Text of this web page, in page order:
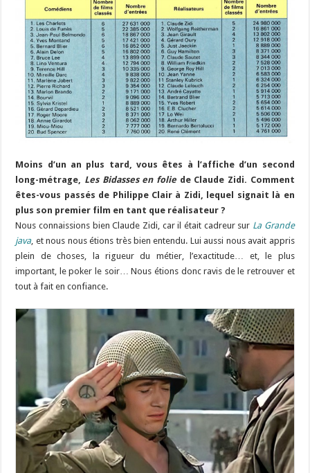
Moins d’un an plus tard, vous êtes à l’affiche d’un second
long-métrage, Les Bidasses en folie de Claude Zidi. Comment
êtes-vous passés de Philippe Clair à Zidi, lequel signait là en
plus son premier film en tant que réalisateur ?
Nous connaissions bien Claude Zidi, car il était cadreur sur La Grande
java, et nous nous étions très bien entendu. Lui aussi nous avait appris
plein de choses, la rigueur du métier, l’exactitude… et, le plus
important, le poker le soir… Nous étions donc ravis de le retrouver et
tout à fait en confiance.